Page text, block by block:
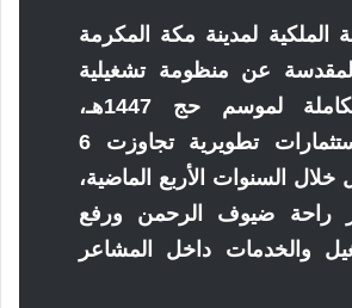
الملكية لمدينة مكة المكرمة
عن منظومة تشغيلية
وخدمية متكاملة لموسم حج 1447هـ،
مدعومة باستثمارات تطويرية تجاوزت 6
خلال السنوات الأربع الماضية،
راحة ضيوف الرحمن ورفع
والخدمات داخل المشاعر